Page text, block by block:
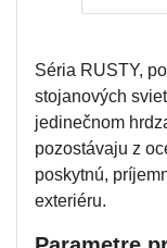
Séria RUSTY,
stojanových
jedinečnom
pozostávaju z
poskytnú,
exteriéru.